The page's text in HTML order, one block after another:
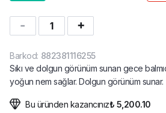
1
Barkod: 882381116255
Sıkı ve dolgun görünüm sunan gece
yoğun nem sağlar. Dolgun görünüm sunar.
Bu üründen kazancınız₺ 5,200.10